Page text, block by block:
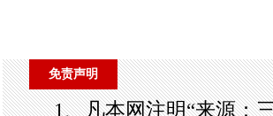
免责声明
1、凡本网注明“来源：